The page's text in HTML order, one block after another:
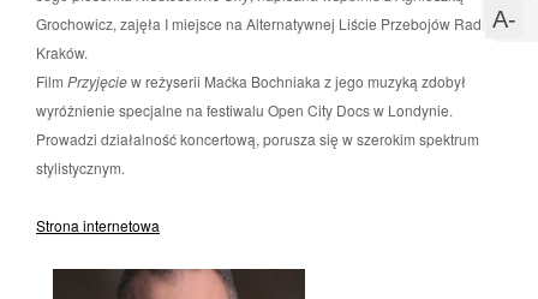
A-
Grochowicz, zajęła I miejsce na Alternatywnej Liście Przebojów Radia
Kraków.
Film Przyjęciew reżyserii Maćka Bochniaka z jego muzyką zdobył
wyróżnienie specjalne na festiwalu Open City Docs w Londynie.
Prowadzi działalność koncertową, porusza się w szerokim spektrum
stylistycznym.
Strona internetowa